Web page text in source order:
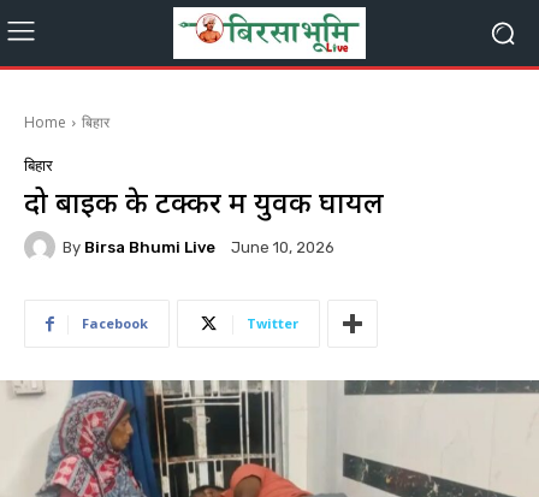
Home बिहार
बिहार
दो बाइक के टक्कर में युवक घायल
By Birsa Bhumi Live June 10, 2026
Facebook Twitter